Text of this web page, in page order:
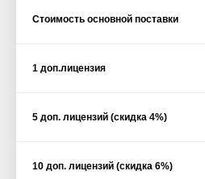
Стоимость основной поставки
1 доп.лицензия
5 доп. лицензий (скидка 4%)
10 доп. лицензий (скидка 6%)